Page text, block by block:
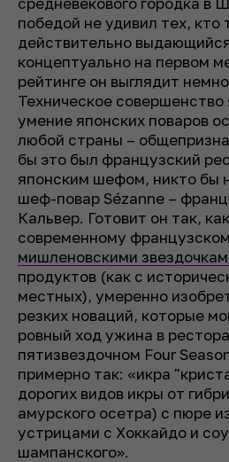
победой не удивил тех, кто
действительно
концептуально на первом
рейтинге он выглядит
Техническое совершенство
умение японских поваров
любой страны –
бы это был французский
японским шефом, никто бы
шеф-повар Sézanne –
Кальвер. Готовит он так,
современному
мишленовскими
продуктов (как с
местных), умеренно
резких новаций, которые
ровный ход ужина в
пятизвездочном Four
примерно так: «икра
дорогих видов икры от
амурского осетра) с пюре
устрицами с Хоккайдо и
шампанского».